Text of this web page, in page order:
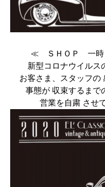
≪ ＳＨＯＰ 一時
新型コロナウイルス
お客さま、スタッフ
事態が 収束するま
営業を自粛 させ